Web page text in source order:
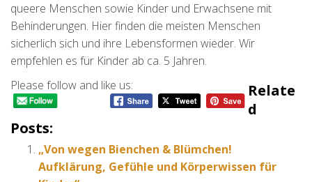
queere Menschen sowie Kinder und Erwachsene mit
Behinderungen. Hier finden die meisten Menschen
sicherlich sich und ihre Lebensformen wieder. Wir
empfehlen es für Kinder ab ca. 5 Jahren.
Please follow and like us:
Relate
D
Posts:
„Von wegen Bienchen & Blümchen!
Aufklärung, Gefühle und Körperwissen für